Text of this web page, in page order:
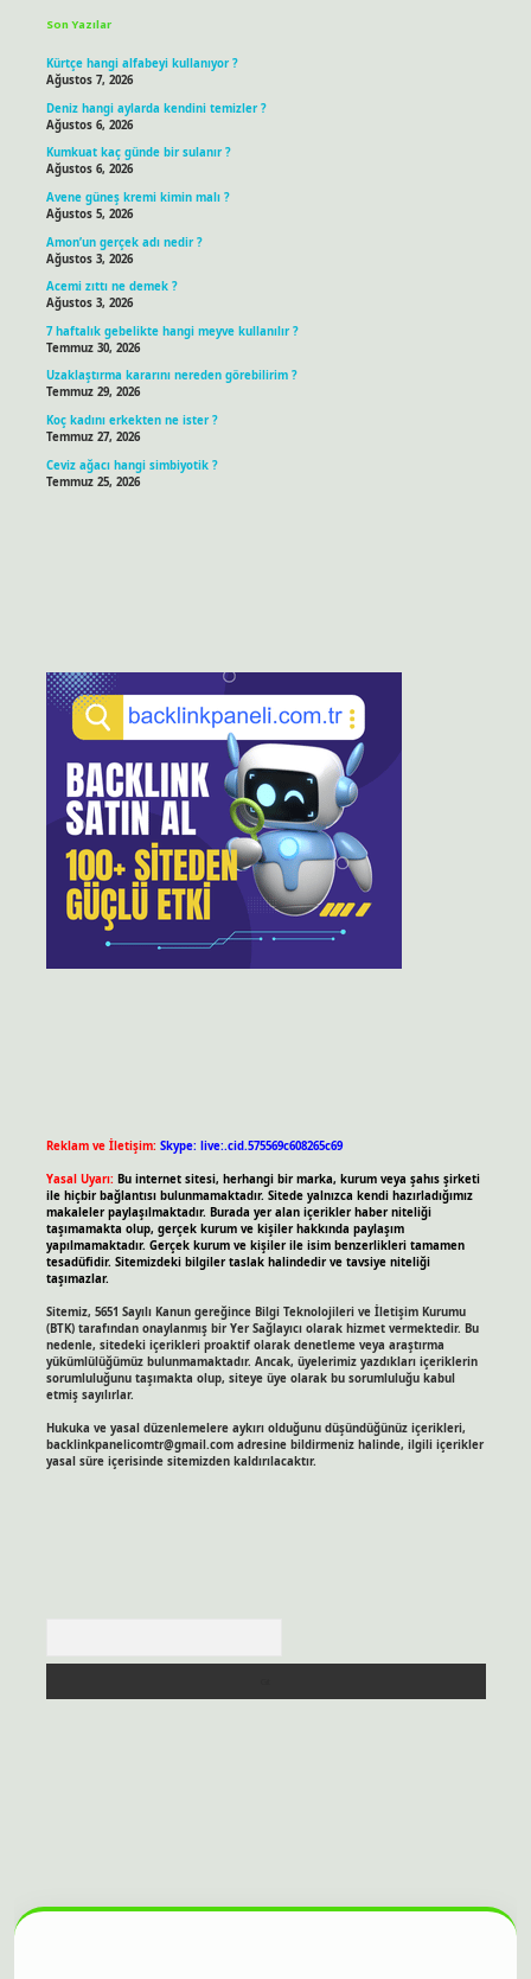
Son Yazılar
Kürtçe hangi alfabeyi kullanıyor ?
Ağustos 7, 2026
Deniz hangi aylarda kendini temizler ?
Ağustos 6, 2026
Kumkuat kaç günde bir sulanır ?
Ağustos 6, 2026
Avene güneş kremi kimin malı ?
Ağustos 5, 2026
Amon’un gerçek adı nedir ?
Ağustos 3, 2026
Acemi zıttı ne demek ?
Ağustos 3, 2026
7 haftalık gebelikte hangi meyve kullanılır ?
Temmuz 30, 2026
Uzaklaştırma kararını nereden görebilirim ?
Temmuz 29, 2026
Koç kadını erkekten ne ister ?
Temmuz 27, 2026
Ceviz ağacı hangi simbiyotik ?
Temmuz 25, 2026
Reklam ve İletişim: Skype: live:.cid.575569c608265c69
Yasal Uyarı: Bu internet sitesi, herhangi bir marka, kurum veya şahıs şirketi
ile hiçbir bağlantısı bulunmamaktadır. Sitede yalnızca kendi hazırladığımız
makaleler paylaşılmaktadır. Burada yer alan içerikler haber niteliği
taşımamakta olup, gerçek kurum ve kişiler hakkında paylaşım
yapılmamaktadır. Gerçek kurum ve kişiler ile isim benzerlikleri tamamen
tesadüfidir. Sitemizdeki bilgiler taslak halindedir ve tavsiye niteliği
taşımazlar.
Sitemiz, 5651 Sayılı Kanun gereğince Bilgi Teknolojileri ve İletişim Kurumu
(BTK) tarafından onaylanmış bir Yer Sağlayıcı olarak hizmet vermektedir. Bu
nedenle, sitedeki içerikleri proaktif olarak denetleme veya araştırma
yükümlülüğümüz bulunmamaktadır. Ancak, üyelerimiz yazdıkları içeriklerin
sorumluluğunu taşımakta olup, siteye üye olarak bu sorumluluğu kabul
etmiş sayılırlar.
Hukuka ve yasal düzenlemelere aykırı olduğunu düşündüğünüz içerikleri,
backlinkpanelicomtr@gmail.comadresine bildirmeniz halinde, ilgili içerikler
yasal süre içerisinde sitemizden kaldırılacaktır.